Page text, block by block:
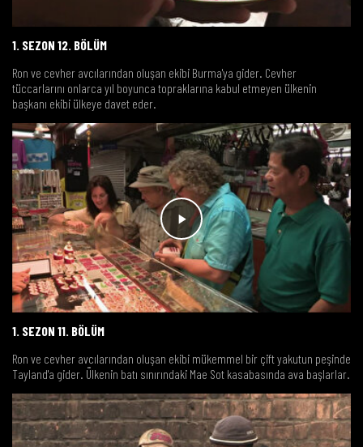
1. SEZON 12. BÖLÜM
Ron ve cevher avcılarından oluşan ekibi Burma'ya gider. Cevher
tüccarlarını onlarca yıl boyunca topraklarına kabul etmeyen ülkenin
başkanı ekibi ülkeye davet eder.
1. SEZON 11. BÖLÜM
Ron ve cevher avcılarından oluşan ekibi mükemmel bir çift yakutun peşinde
Tayland'a gider. Ülkenin batı sınırındaki Mae Sot kasabasında ava başlarlar.